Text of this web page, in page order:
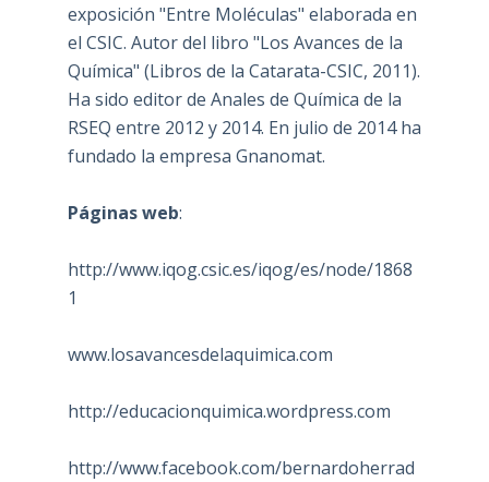
exposición "Entre Moléculas" elaborada en
el CSIC. Autor del libro "Los Avances de la
Química" (Libros de la Catarata-CSIC, 2011).
Ha sido editor de Anales de Química de la
RSEQ entre 2012 y 2014. En julio de 2014 ha
fundado la empresa Gnanomat.
Páginas web:
http://www.iqog.csic.es/iqog/es/node/1868
1
www.losavancesdelaquimica.com
http://educacionquimica.wordpress.com
http://www.facebook.com/bernardoherrad